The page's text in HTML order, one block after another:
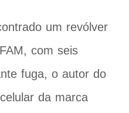
um revólver
com seis
fuga, o autor do
da marca